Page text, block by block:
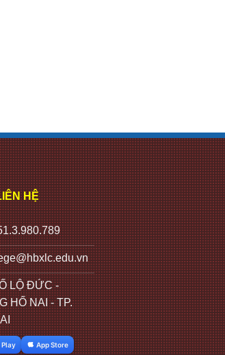
HỆ
LỘ ĐỨC -
HỐ NAI - TP.
Play App Store